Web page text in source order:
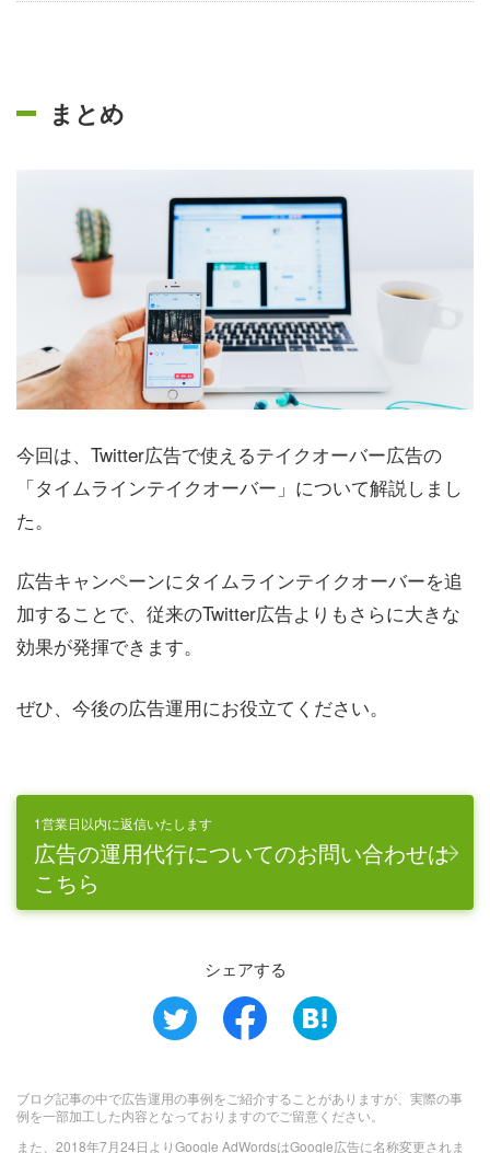
まとめ
今回は、Twitter広告で使えるテイクオーバー広告の
「タイムラインテイクオーバー」について解説しまし
た。
広告キャンペーンにタイムラインテイクオーバーを追
加することで、従来のTwitter広告よりもさらに大きな
効果が発揮できます。
ぜひ、今後の広告運用にお役立てください。
1営業日以内に返信いたします
広告の運用代行についてのお問い合わせは
こちら
シェアする
ブログ記事の中で広告運用の事例をご紹介することがありますが、実際の事
例を一部加工した内容となっておりますのでご留意ください。
また、2018年7月24日よりGoogle AdWordsはGoogle広告に名称変更されま